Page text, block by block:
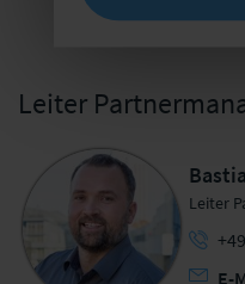
Leiter
Leiter
E-